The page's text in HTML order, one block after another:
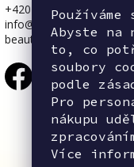
Používáme
Abyste na
to, co
soubory
podle
Pro
nákupu
Více
+420 734 839 831
info@inve-
beauty.cz